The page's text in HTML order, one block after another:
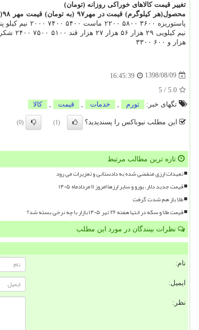
تغییر قیمت كالاهای خوراكی روزانه (تومان)
محصول(هر كیلوگرم) قیمت در مهر۹۷ (به تومان) قیمت مهر ۹۸(به تومان)
هزار و ۶۰۰ ۳۳۰۰
1398/08/09
16:45:39
5.0
/
5
تگهای خبر:
تورم خدمات قیمت كالا
این مطلب نیوباکس را پسندیدید؟ (1)
(0)
تازه ترین مطالب مرتبط
تعهدات ارزی منقضی شده به دادستانی و تعزیرات می رود
قیمت جدید دلار، یورو و سایر ارزها امروز ۱۱ مردادماه ۱۴۰۵
طلا باز هم شدت گرفت
قیمت طلا و سکه در انتها هفته ۲۶ تیر ۱۴۰۵ بازار با چه نرخی بسته شد؟
نظرات بینندگان در مورد این مطلب
نام:
ایمیل:
نظر: